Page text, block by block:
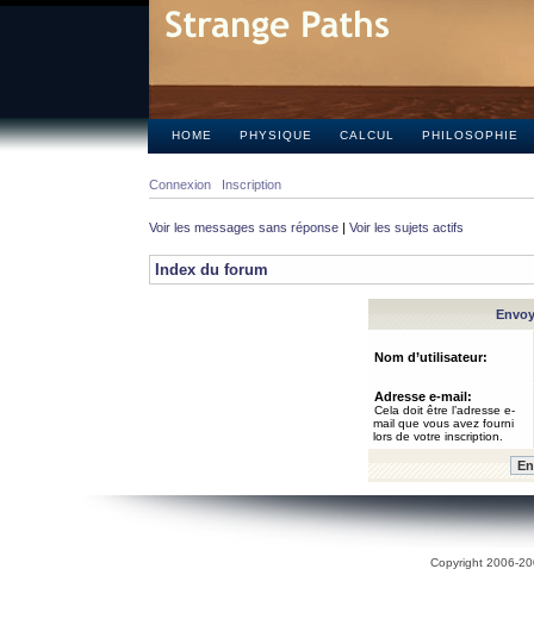
HOME PHYSIQUE CALCUL PHILOSOPHIE
Connexion Inscription
Voir les messages sans réponse | Voir les sujets actifs
Index du forum
Nom d’utilisateur:
Adresse e-mail:
Cela doit être l’adresse e-
mail que vous avez fourni
lors de votre inscription.
Copyright 2006-